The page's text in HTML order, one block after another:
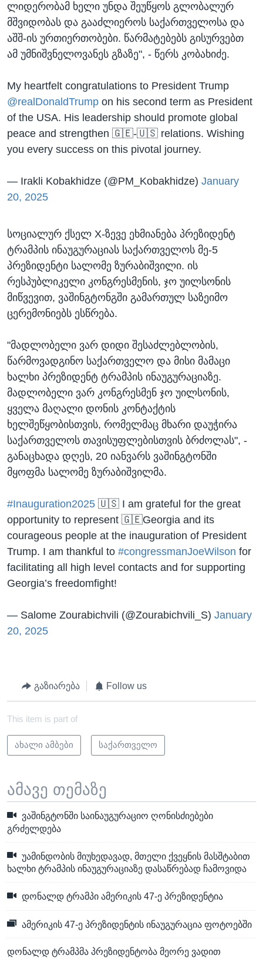
ლიდერობამ ხელი უნდა შეუწყოს გლობალურ
მშვიდობას და გააძლიეროს საქართველოსა და
აშშ-ის ურთიერთობები. წარმატებებს გისურვებთ
ამ უმნიშვნელოვანეს გზაზე", - წერს კობახიძე.
My heartfelt congratulations to President Trump
@realDonaldTrump on his second term as President
of the USA. His leadership should promote global
peace and strengthen 🇬🇪-🇺🇸 relations. Wishing
you every success on this pivotal journey.
— Irakli Kobakhidze (@PM_Kobakhidze) January
20, 2025
სოციალურ ქსელ X-ზევე ეხმიანება პრეზიდენტ
ტრამპის ინაუგურაციას საქართველოს მე-5
პრეზიდენტი სალომე ზურაბიშვილი. ის
რესპუბლიკელი კონგრესმენის, ჯო უილსონის
მიწვევით, ვაშინგტონგში გამართულ საზეიმო
ცერემონიებს ესწრება.
"მადლობელი ვარ დიდი შესაძლებლობის,
წარმოვადგინო საქართველო და მისი მამაცი
ხალხი პრეზიდენტ ტრამპის ინაუგურაციაზე.
მადლობელი ვარ კონგრესმენ ჯო უილსონის,
ყველა მაღალი დონის კონტაქტის
ხელშეწყობისთვის, რომელმაც მხარი დაუჭირა
საქართველოს თავისუფლებისთვის ბრძოლას", -
განაცხადა დღეს, 20 იანვარს ვაშინგტონში
მყოფმა სალომე ზურაბიშვილმა.
#Inauguration2025 🇺🇸 I am grateful for the great
opportunity to represent 🇬🇪Georgia and its
courageous people at the inauguration of President
Trump. I am thankful to #congressmanJoeWilson for
facilitating all high level contacts and for supporting
Georgia’s freedomfight!
— Salome Zourabichvili (@Zourabichvili_S) January
20, 2025
გაზიარება Follow us
This item is part of
ახალი ამბები საქართველო
ამავე თემაზე
ვაშინგტონში საინაუგურაციო ღონისძიებები
გრძელდება
უამინდობის მიუხედავად, მთელი ქვეყნის მასშტაბით
ხალხი ტრამპის ინაუგურაციაზე დასაწრებად ჩამოვიდა
დონალდ ტრამპი ამერიკის 47-ე პრეზიდენტია
ამერიკის 47-ე პრეზიდენტის ინაუგურაცია ფოტოებში
დონალდ ტრამპმა პრეზიდენტობა მეორე ვადით